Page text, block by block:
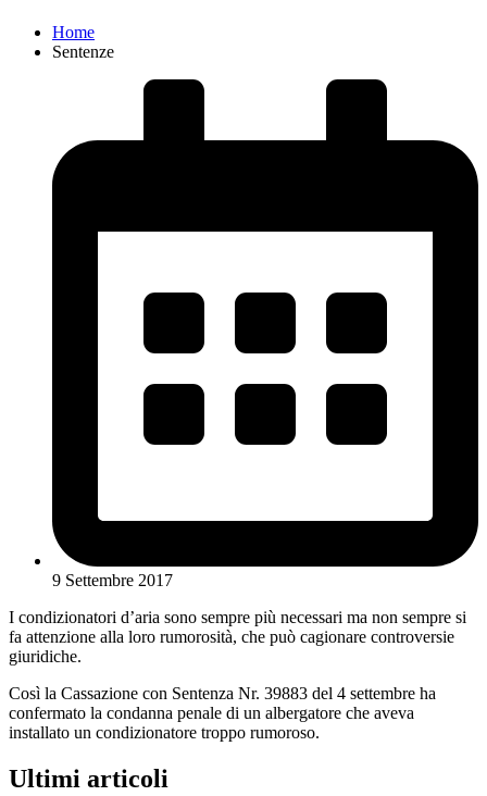
Home
Sentenze
9 Settembre 2017
I condizionatori d’aria sono sempre più necessari ma non sempre si
fa attenzione alla loro rumorosità, che può cagionare controversie
giuridiche.
Così la Cassazione con Sentenza Nr. 39883 del 4 settembre ha
confermato la condanna penale di un albergatore che aveva
installato un condizionatore troppo rumoroso.
Ultimi articoli